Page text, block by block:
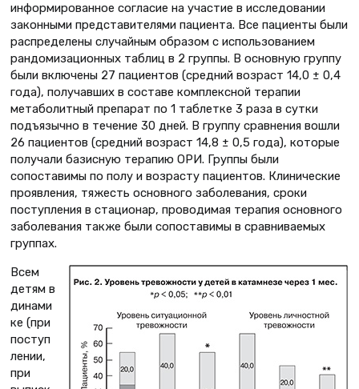
информированное согласие на участие в исследовании
законными представителями пациента. Все пациенты были
распределены случайным образом с использованием
рандомизационных таблиц в 2 группы. В основную группу
были включены 27 пациентов (средний возраст 14,0 ± 0,4
года), получавших в составе комплексной терапии
метаболитный препарат по 1 таблетке 3 раза в сутки
подъязычно в течение 30 дней. В группу сравнения вошли
26 пациентов (средний возраст 14,8 ± 0,5 года), которые
получали базисную терапию ОРИ. Группы были
сопоставимы по полу и возрасту пациентов. Клинические
проявления, тяжесть основного заболевания, сроки
поступления в стационар, проводимая терапия основного
заболевания также были сопоставимы в сравниваемых
группах.
Всем
детям в
динами
ке (при
поступ
лении,
при